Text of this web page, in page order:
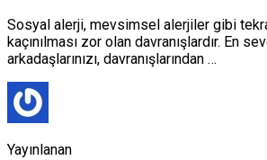
Sosyal alerji, mevsimsel alerjiler gibi
kaçınılması zor olan davranışlardır. En
arkadaşlarınızı, davranışlarından …
Yayınlanan